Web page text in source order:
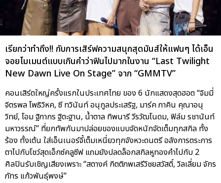
เรียกว่าทำถึง!! กับการเสิร์ฟความสนุกสุดมันส์ให้แฟนๆ ได้เอ็น
จอยโมเมนต์แบบเกินคำว่าฟินไปมากในงาน “Last Twilight
New Dawn Live On Stage” จาก “GMMTV”
คอนเสิร์ตใหญ่ครั้งแรกในประเทศไทย ของ 6 นักแสดงสุดฮอต “จิมมี่
จิตรพล โพธิวิหค, ซี ทวินันท์ อนุกูลประเสริฐ, มาร์ค ภาคิน คุณาอนุ
วิทย์, โอม ฐิภากร ฐิตะฐาน, น้ำตาล ทิพนารี วีรวัฒโนดม, ฟิล์ม รชานันท์
มหาวรรณ์” ที่ยกทัพกันมาปล่อยของแบบจัดหนักจัดเต็มทุกสกิล ทั้ง
ร้อง ทั้งเต้น ใส่เอ็นเนอร์จี้เต็มเหนี่ยวทุกจังหวะดนตรี อลังการตระการ
ตาไปกับโชว์สุดเอ็กซ์คลูซีฟ แถมยังปลดล็อกสกิลหูทองคำไปกับ 2
ศิลปินรับเชิญเสียงเพราะ “สตางค์ กิตติภพเสรีวิชยสวัสดิ์, วิลเลี่ยม จักร
ภัทร แก้วพันธุ์พงษ์”